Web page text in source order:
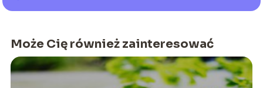
Może Cię również zainteresować